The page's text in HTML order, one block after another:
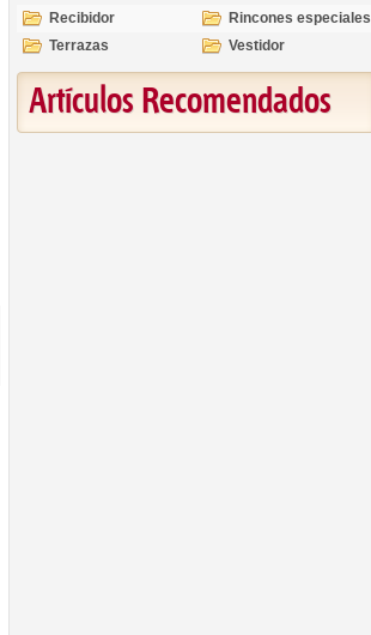
revestimientos
Recibidor
Rincones especiales
Terrazas
Vestidor
Artículos Recomendados